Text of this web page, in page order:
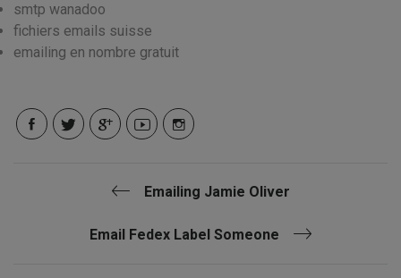
smtp wanadoo
fichiers emails suisse
emailing en nombre gratuit
Emailing Jamie Oliver
Email Fedex Label Someone